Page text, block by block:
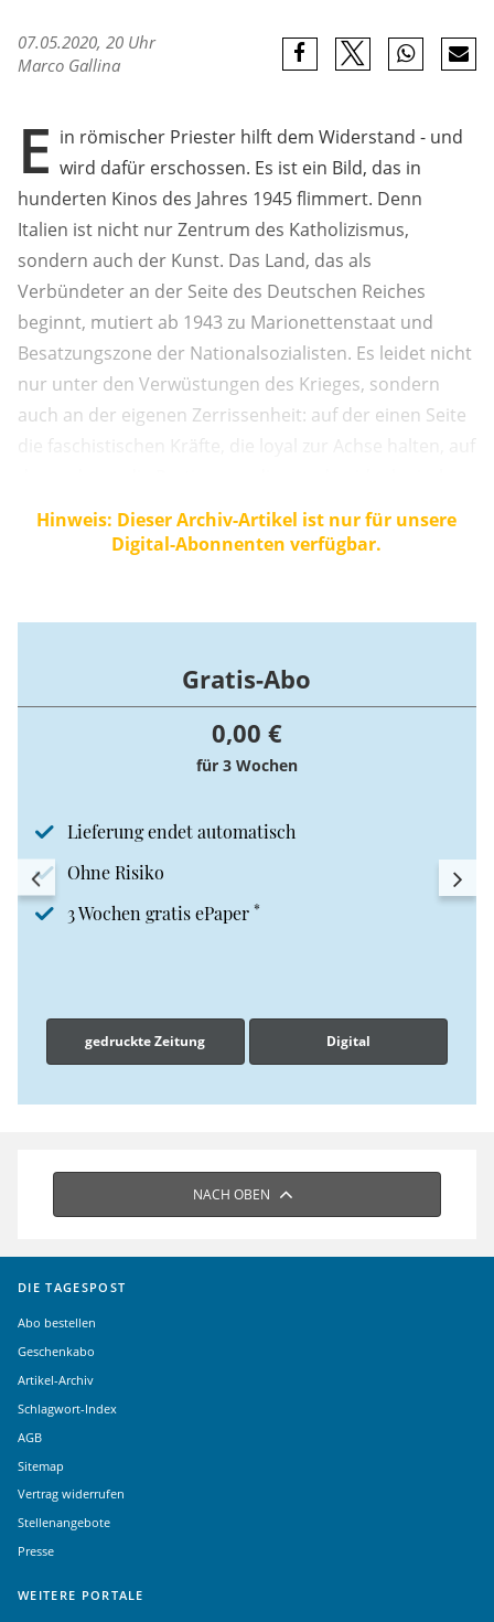
07.05.2020, 20 Uhr
Marco Gallina
E in römischer Priester hilft dem Widerstand - und
wird dafür erschossen. Es ist ein Bild, das in
hunderten Kinos des Jahres 1945 flimmert. Denn
Italien ist nicht nur Zentrum des Katholizismus,
sondern auch der Kunst. Das Land, das als
Verbündeter an der Seite des Deutschen Reiches
beginnt, mutiert ab 1943 zu Marionettenstaat und
Besatzungszone der Nationalsozialisten. Es leidet nicht
nur unter den Verwüstungen des Krieges, sondern
auch an der eigenen Zerrissenheit: auf der einen Seite
die faschistischen Kräfte, die loyal zur Achse halten, auf
unterschiedlichsten Gruppen bestehen.
Hinweis: Dieser Archiv-Artikel ist nur für unsere
Digital-Abonnenten verfügbar.
Gratis-Abo
0,00 €
für 3 Wochen
Lieferung endet automatisch
Ohne Risiko
3 Wochen gratis ePaper *
gedruckte Zeitung Digital
NACH OBEN
DIE TAGESPOST
Abo bestellen
Geschenkabo
Artikel-Archiv
Schlagwort-Index
AGB
Sitemap
Vertrag widerrufen
Stellenangebote
Presse
WEITERE PORTALE